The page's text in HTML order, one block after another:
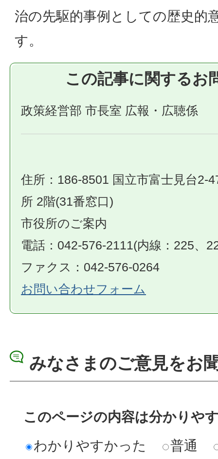
治の先駆的事例としての歴史的
す。
この記事に関するお
政策経営部 市長室 広報・広聴係
住所：186-8501 国立市富士見台2-
所 2階(31番窓口)
市役所のご案内
電話：042-576-2111(内線：225、
ファクス：042-576-0264
お問い合わせフォーム
みなさまのご意見をお
このページの内容は分かりや
わかりやすかった
普通